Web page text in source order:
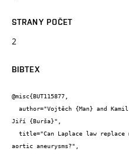
STRANY POČET
2
BIBTEX
@misc{BUT115877,
Jiří {Burša}",
aortic aneurysms?",